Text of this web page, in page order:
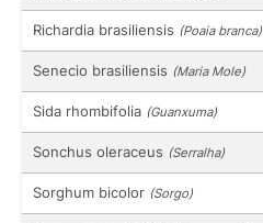
Richardia brasiliensis (Poaia branca)
Senecio brasiliensis (Maria Mole)
Sida rhombifolia (Guanxuma)
Sonchus oleraceus (Serralha)
Sorghum bicolor (Sorgo)